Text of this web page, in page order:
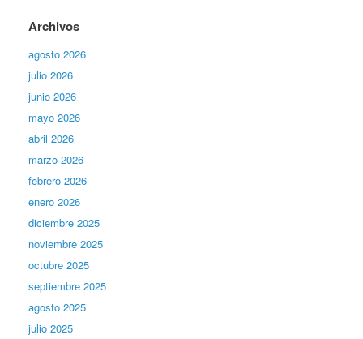
Archivos
agosto 2026
julio 2026
junio 2026
mayo 2026
abril 2026
marzo 2026
febrero 2026
enero 2026
diciembre 2025
noviembre 2025
octubre 2025
septiembre 2025
agosto 2025
julio 2025